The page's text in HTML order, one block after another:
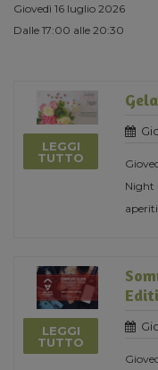
Giovedì 16 luglio 2026
Dalle 17:00 alle 20:30
LEGGI
TUTTO
Night
LEGGI
TUTTO